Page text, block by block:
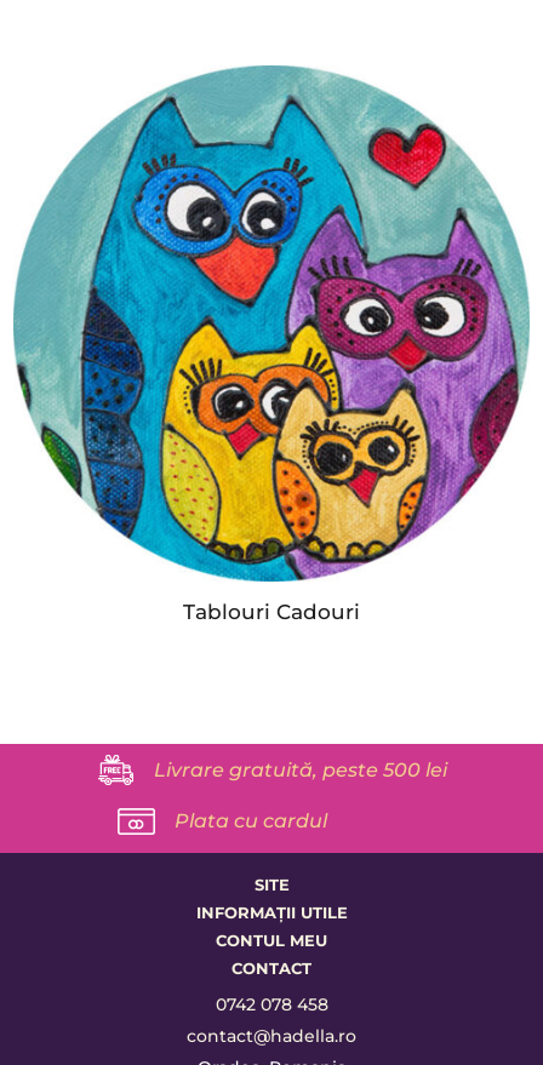
Tablouri Cadouri
Livrare gratuită, peste 500 lei
Plata cu cardul
SITE
INFORMAȚII UTILE
CONTUL MEU
CONTACT
0742 078 458
contact@hadella.ro